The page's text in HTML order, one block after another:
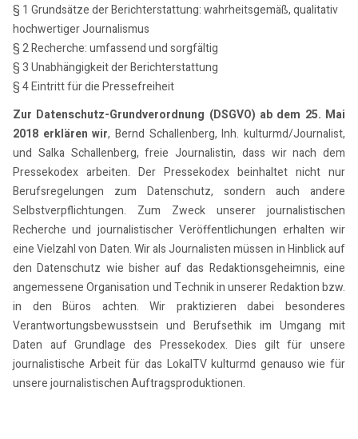
§ 1 Grundsätze der Berichterstattung: wahrheitsgemäß, qualitativ
hochwertiger Journalismus
§ 2 Recherche: umfassend und sorgfältig
§ 3 Unabhängigkeit der Berichterstattung
§ 4 Eintritt für die Pressefreiheit
Zur Datenschutz-Grundverordnung (DSGVO) ab dem 25. Mai
2018 erklären wir, Bernd Schallenberg, Inh. kulturmd/Journalist,
und Salka Schallenberg, freie Journalistin, dass wir nach dem
Pressekodex arbeiten. Der Pressekodex beinhaltet nicht nur
Berufsregelungen zum Datenschutz, sondern auch andere
Selbstverpflichtungen. Zum Zweck unserer journalistischen
Recherche und journalistischer Veröffentlichungen erhalten wir
eine Vielzahl von Daten. Wir als Journalisten müssen in Hinblick auf
den Datenschutz wie bisher auf das Redaktionsgeheimnis, eine
angemessene Organisation und Technik in unserer Redaktion bzw.
in den Büros achten. Wir praktizieren dabei besonderes
Verantwortungsbewusstsein und Berufsethik im Umgang mit
Daten auf Grundlage des Pressekodex. Dies gilt für unsere
journalistische Arbeit für das LokalTV kulturmd genauso wie für
unsere journalistischen Auftragsproduktionen.